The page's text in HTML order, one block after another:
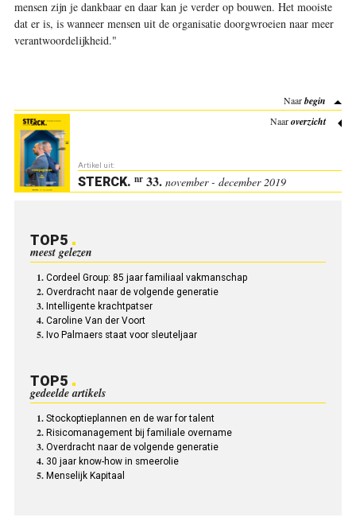
mensen zijn je dankbaar en daar kan je verder op bouwen. Het mooiste
dat er is, is wanneer mensen uit de organisatie doorgwroeien naar meer
verantwoordelijkheid."
Naarbegin
Naaroverzicht
Artikel uit:
STERCK. nr33. november - december 2019
TOP5
meest gelezen
Cordeel Group: 85 jaar familiaal vakmanschap
Overdracht naar de volgende generatie
Intelligente krachtpatser
Caroline Van der Voort
Ivo Palmaers staat voor sleuteljaar
TOP5
gedeelde artikels
Stockoptieplannen en de war for talent
Risicomanagement bij familiale overname
Overdracht naar de volgende generatie
30 jaar know-how in smeerolie
Menselijk Kapitaal